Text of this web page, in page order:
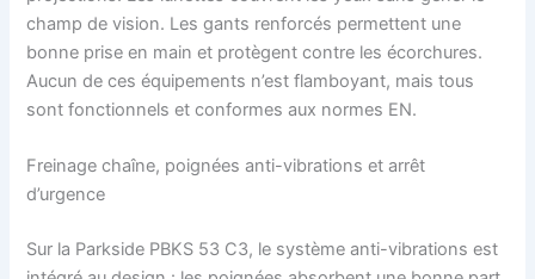
champ de vision. Les gants renforcés permettent une
bonne prise en main et protègent contre les écorchures.
Aucun de ces équipements n’est flamboyant, mais tous
sont fonctionnels et conformes aux normes EN.
Freinage chaîne, poignées anti-vibrations et arrêt
d’urgence
Sur la Parkside PBKS 53 C3, le système anti-vibrations est